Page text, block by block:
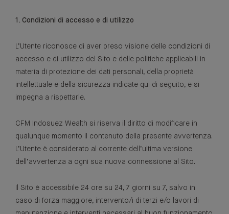
1. Condizioni di accesso e di utilizzo
L’Utente riconosce di aver preso visione delle condizioni di
accesso e di utilizzo del Sito e delle politiche applicabili in
materia di protezione dei dati personali, della proprietà
intellettuale e della sicurezza indicate qui di seguito, e si
impegna a rispettarle.
CFM Indosuez Wealth si riserva il diritto di modificare in
qualunque momento il contenuto della presente avvertenza.
L’Utente è considerato al corrente dell’ultima versione
dell’avvertenza a ogni sua nuova connessione al Sito.
Il Sito è accessibile 24 ore su 24, 7 giorni su 7, salvo in
caso di forza maggiore, intervento/i di terzi e/o lavori di